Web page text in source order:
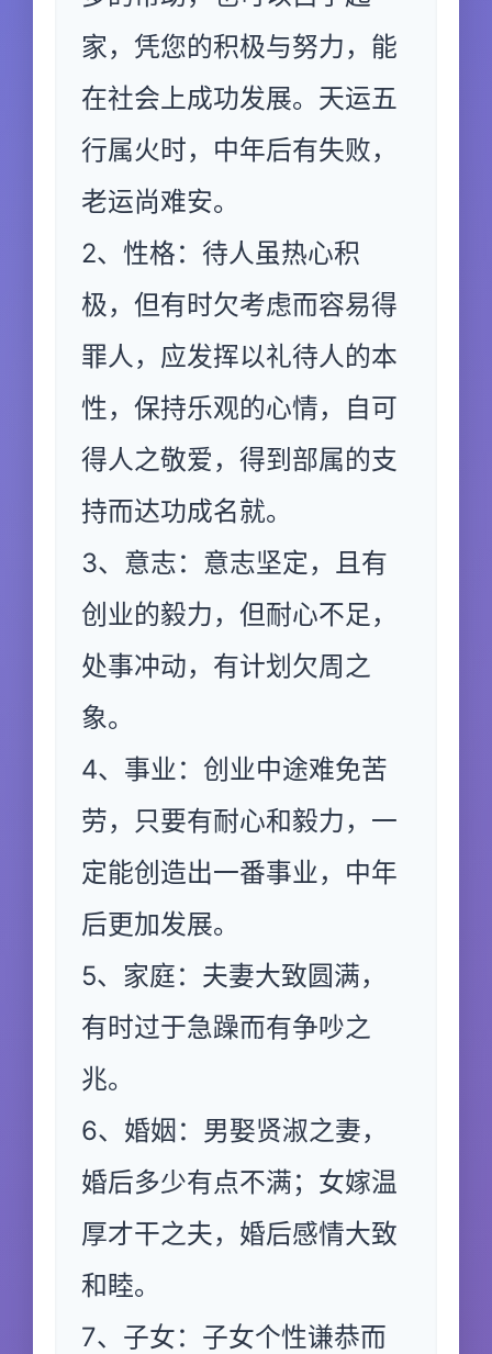
家，凭您的积极与努力，能
在社会上成功发展。天运五
行属火时，中年后有失败，
老运尚难安。
2、性格：待人虽热心积
极，但有时欠考虑而容易得
罪人，应发挥以礼待人的本
性，保持乐观的心情，自可
得人之敬爱，得到部属的支
持而达功成名就。
3、意志：意志坚定，且有
创业的毅力，但耐心不足，
处事冲动，有计划欠周之
象。
4、事业：创业中途难免苦
劳，只要有耐心和毅力，一
定能创造出一番事业，中年
后更加发展。
5、家庭：夫妻大致圆满，
有时过于急躁而有争吵之
兆。
6、婚姻：男娶贤淑之妻，
婚后多少有点不满；女嫁温
厚才干之夫，婚后感情大致
和睦。
7、子女：子女个性谦恭而